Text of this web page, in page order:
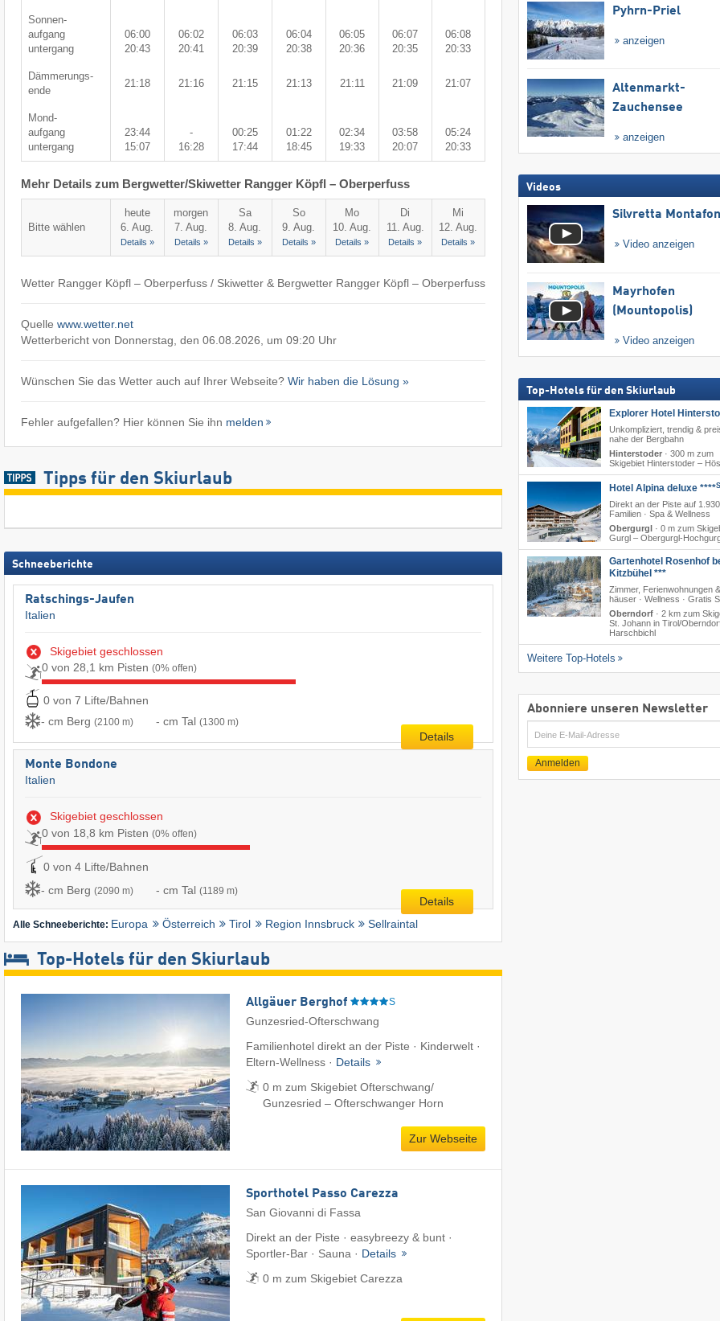
Sonnen-
aufgang
untergang
06:00
20:43
06:02
20:41
06:03
20:39
06:04
20:38
06:05
20:36
06:07
20:35
06:08
20:33
Dämmerungs-
ende
21:18 21:16 21:15 21:13 21:11 21:09 21:07
Mond-
aufgang
untergang
23:44
15:07
-
16:28
00:25
17:44
01:22
18:45
02:34
19:33
03:58
20:07
05:24
20:33
Mehr Details zum Bergwetter/Skiwetter Rangger Köpfl – Oberperfuss
Bitte wählen
heute
6. Aug.
Details »
morgen
7. Aug.
Details »
Sa
8. Aug.
Details »
So
9. Aug.
Details »
Mo
10. Aug.
Details »
Di
11. Aug.
Details »
Mi
12. Aug.
Details »
Wetter Rangger Köpfl – Oberperfuss / Skiwetter & Bergwetter Rangger Köpfl – Oberperfuss
Quelle www.wetter.net
Wetterbericht von Donnerstag, den 06.08.2026, um 09:20 Uhr
Wünschen Sie das Wetter auch auf Ihrer Webseite? Wir haben die Lösung »
Fehler aufgefallen? Hier können Sie ihn melden
Tipps für den Skiurlaub
Schneeberichte
Ratschings-Jaufen
Italien
Skigebiet geschlossen
0 von 28,1 km Pisten (0% offen)
0 von 7 Lifte/Bahnen
- cm Berg (2100 m) - cm Tal (1300 m)
Details
Monte Bondone
Italien
Skigebiet geschlossen
0 von 18,8 km Pisten (0% offen)
0 von 4 Lifte/Bahnen
- cm Berg (2090 m) - cm Tal (1189 m)
Details
Alle Schneeberichte: Europa Österreich Tirol Region Innsbruck Sellraintal
Top-Hotels für den Skiurlaub
Allgäuer Berghof S
Gunzesried-Ofterschwang
Familienhotel direkt an der Piste · Kinderwelt ·
Eltern-Wellness · Details
0 m zum Skigebiet Ofterschwang/​
Gunzesried – Ofterschwanger Horn
Zur Webseite
Sporthotel Passo Carezza
San Giovanni di Fassa
Direkt an der Piste · easybreezy & bunt ·
Sportler-Bar · Sauna · Details
0 m zum Skigebiet Carezza
Pyhrn-Priel
anzeigen
Altenmarkt-
Zauchensee
anzeigen
Videos
Silvretta Montafon
Video anzeigen
Mayrhofen
(Mountopolis)
Video anzeigen
Top-Hotels für den Skiurlaub
Explorer Hotel
Unkompliziert, trendig &
nahe der Bergbahn
Hinterstoder· 300 m zum
Skigebiet Hinterstoder –
Hotel Alpina deluxe ****S
Direkt an der Piste auf
Familien · Spa & Wellness
Obergurgl
· 0 m zum
Gurgl – Obergurgl-
Gartenhotel Rosenhof
Kitzbühel ***
Zimmer, Ferienwohnungen
häuser · Wellness · Gratis
Oberndorf · 2 km zum
St. Johann in Tirol/​
Harschbichl
Weitere Top-Hotels
Abonniere unseren Newsletter
E-
Mail
Anmelden